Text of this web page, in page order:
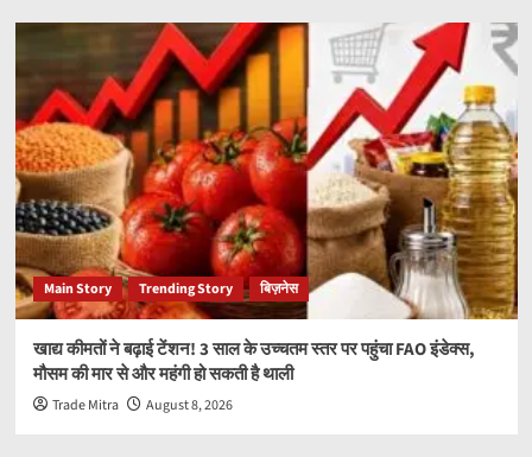
Main Story Trending Story बिज़नेस
खाद्य कीमतों ने बढ़ाई टेंशन! 3 साल के उच्चतम स्तर पर पहुंचा FAO इंडेक्स,
मौसम की मार से और महंगी हो सकती है थाली
Trade Mitra August 8, 2026